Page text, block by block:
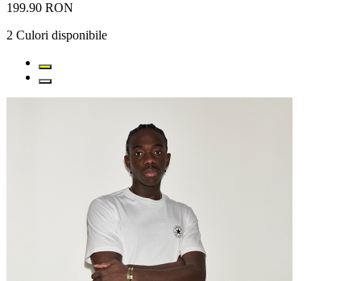
199.90 RON
2 Culori disponibile